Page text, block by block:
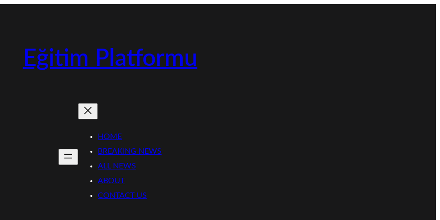
Eğitim Platformu
HOME
BREAKING NEWS
ALL NEWS
ABOUT
CONTACT US